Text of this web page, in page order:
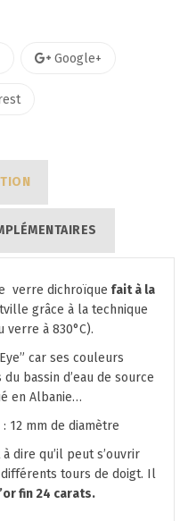
Google+
verre dichroïque fait à la
grâce à la technique
verre à 830°C).
car ses couleurs
bassin d’eau de source
en Albanie…
12 mm de diamètre
à dire qu’il peut s’ouvrir
tours de doigt. Il
fin 24 carats.